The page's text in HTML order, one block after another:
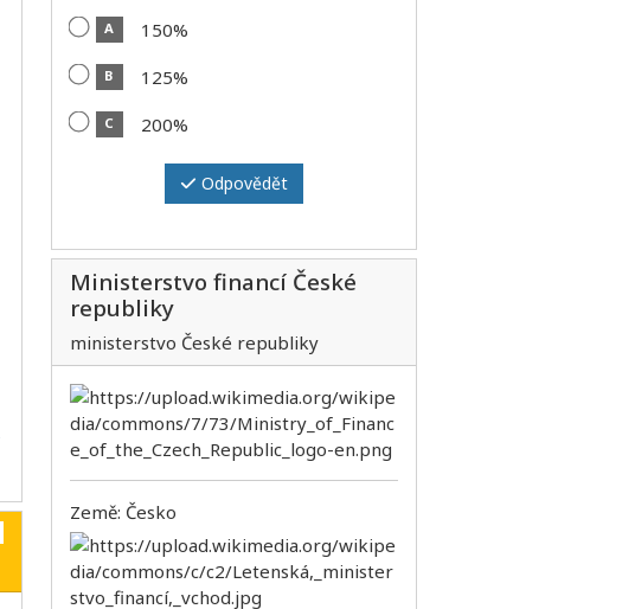
A 150%
B 125%
C 200%
Odpovědět
Ministerstvo financí České
republiky
ministerstvo České republiky
Země: Česko